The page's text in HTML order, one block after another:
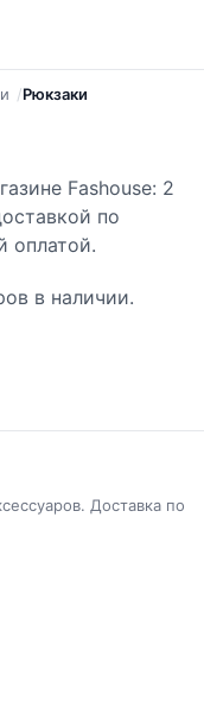
Рюкзаки
Fashouse: 2
по
оплатой.
в наличии.
Доставка по